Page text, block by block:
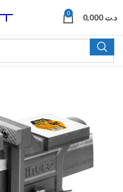
0 د.ت